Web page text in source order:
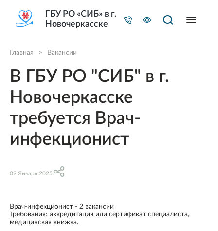
Главная > Вакансии
В ГБУ РО "СИБ" в г.
Новочеркасске
требуется Врач-
инфекционист
09 Января 2025
Врач-инфекционист - 2 вакансии
Требования: аккредитация или сертификат специалиста,
медицинская книжка.
ГБУ РО «СИБ» в г.
Новочеркасске